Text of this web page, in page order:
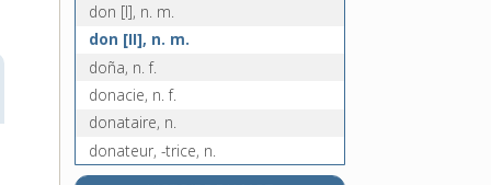
don [I], n. m.
don [II], n. m.
doña, n. f.
donacie, n. f.
donataire, n.
donateur, -trice, n.
donation, n. f.